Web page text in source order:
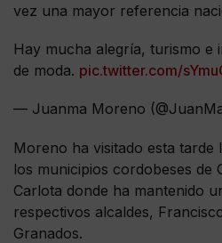
vez una mayor referencia
Hay mucha alegría, turismo e
de moda. pic.twitter.com/
— Juanma Moreno
Moreno ha visitado esta tarde
los municipios cordobeses de
Carlota donde ha mantenido
respectivos alcaldes,
Granados.